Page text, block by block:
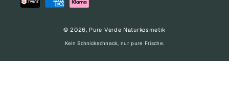
© 2026, Pure Verde Naturkosmetik
Kein Schnickschnack, nur pure Frische.